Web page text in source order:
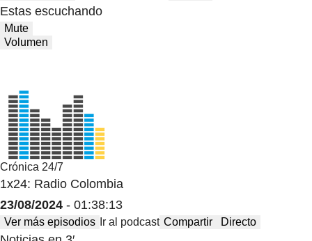
Estas escuchando
Mute
Volumen
Crónica 24/7
1x24: Radio Colombia
23/08/2024 - 01:38:13
Ver más episodios Ir al podcast Compartir Directo